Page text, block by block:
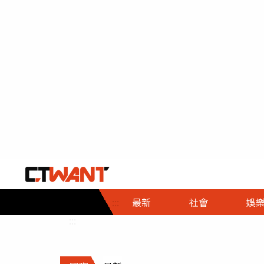
::: 最新 社會
社會首頁
時事
調查
娛樂
娛樂首頁
即時
財經首頁
熱線
政